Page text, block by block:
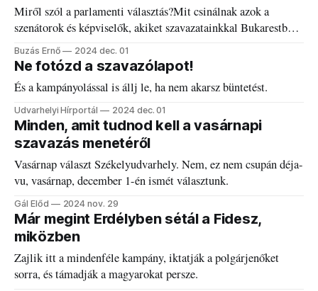
Miről szól a parlamenti választás?Mit csinálnak azok a
szenátorok és képviselők, akiket szavazatainkkal Bukarestbe
küldünk?
Buzás Ernő 2024 dec. 01
Ne fotózd a szavazólapot!
És a kampányolással is állj le, ha nem akarsz büntetést.
Udvarhelyi Hírportál 2024 dec. 01
Minden, amit tudnod kell a vasárnapi
szavazás menetéről
Vasárnap választ Székelyudvarhely. Nem, ez nem csupán déja-
vu, vasárnap, december 1-én ismét választunk.
Gál Előd 2024 nov. 29
Már megint Erdélyben sétál a Fidesz,
miközben
Zajlik itt a mindenféle kampány, iktatják a polgárjenőket
sorra, és támadják a magyarokat persze.